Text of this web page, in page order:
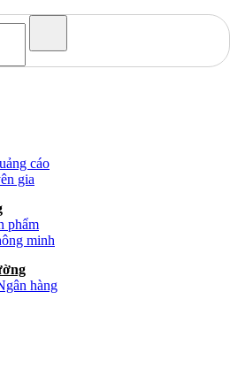
cáo
gia
phẩm
minh
hàng